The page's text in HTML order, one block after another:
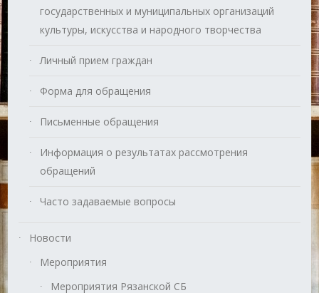
государственных и муниципальных организаций
культуры, искусства и народного творчества
Личный прием граждан
Форма для обращения
Письменные обращения
Информация о результатах рассмотрения
обращений
Часто задаваемые вопросы
Новости
Мероприятия
Мероприятия Рязанской СБ